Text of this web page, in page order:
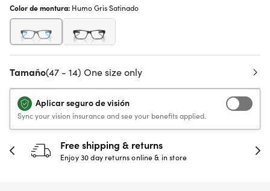
Color de montura: Humo Gris Satinado
Tamaño(47 - 14) One size only
Aplicar seguro de visión
Sync your vision insurance and see your benefits applied.
Free shipping & returns
Enjoy 30 day returns online & in store